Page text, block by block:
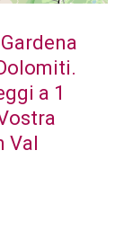
a 1
Val